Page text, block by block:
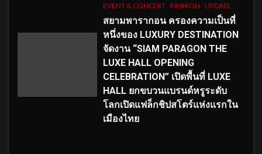
EVENT & CONCERT FASHION UPDATE
สยามพารากอน ครองความเป็นที่
หนึ่งของ LUXURY DESTINATION
จัดงาน “SIAM PARAGON THE
LUXE HALL OPENING
CELEBRATION” เปิดพื้นที่ LUXE
HALL ยกขบวนแบรนด์หรูระดับ
โลกเปิดแฟล็กชิปสโตร์แห่งแรกใน
เมืองไทย